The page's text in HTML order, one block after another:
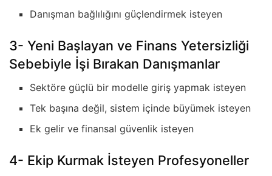
Danışman bağlılığını güçlendirmek isteyen
3- Yeni Başlayan ve Finans Yetersizliği
Sebebiyle İşi Bırakan Danışmanlar
Sektöre güçlü bir modelle giriş yapmak isteyen
Tek başına değil, sistem içinde büyümek isteyen
Ek gelir ve finansal güvenlik isteyen
4- Ekip Kurmak İsteyen Profesyoneller